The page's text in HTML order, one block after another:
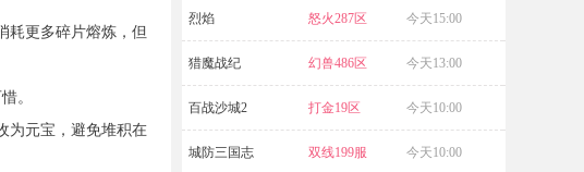
耗更多碎片熔炼，但
。
为元宝，避免堆积在
烈焰 怒火287区 今天15:00
猎魔战纪 幻兽486区 今天13:00
百战沙城2 打金19区 今天10:00
城防三国志 双线199服 今天10:00